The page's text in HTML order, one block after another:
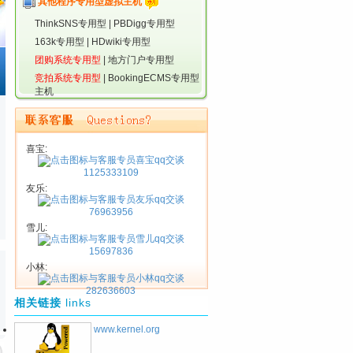
ThinkSNS专用型
PBDigg专用型
163k专用型
HDwiki专用型
团购系统专用型
地方门户专用型
竞拍系统专用型
BookingECMS专用型
主机
喜宝:
1125333109
友乐:
76963956
雪儿:
15697836
小林:
282636603
相关链接 links
www.kernel.org